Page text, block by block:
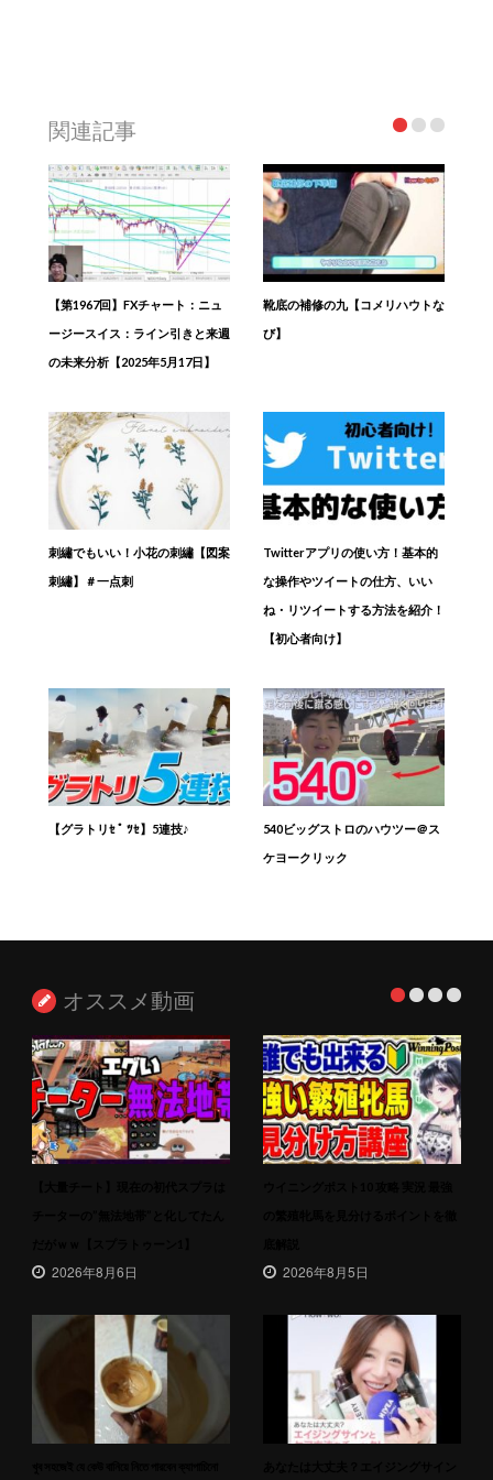
関連記事
【第1967回】FXチャート：ニュ
ージースイス：ライン引きと来週
の未来分析【2025年5月17日】
靴底の補修の九【コメリハウトな
び】
刺繡でもいい！小花の刺繡【図案
刺繡】＃一点刺
Twitterアプリの使い方！基本的
な操作やツイートの仕方、いい
ね・リツイートする方法を紹介！
【初心者向け】
【グラトリｾ ﾟ ﾂｾ】5連技♪
540ビッグストロのハウツー＠ス
ケヨークリック
オススメ動画
2026年8月6日 2026年8月5日